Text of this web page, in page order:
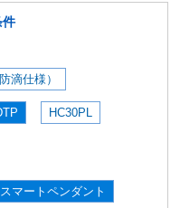
件
滴仕様）
HC30PL
スマートペンダント